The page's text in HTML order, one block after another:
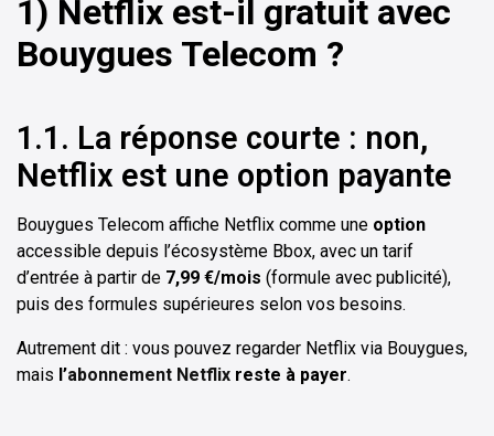
1) Netflix est-il gratuit avec
Bouygues Telecom ?
1.1. La réponse courte : non,
Netflix est une option payante
Bouygues Telecom affiche Netflix comme une option
accessible depuis l’écosystème Bbox, avec un tarif
d’entrée à partir de 7,99 €/mois (formule avec publicité),
puis des formules supérieures selon vos besoins.
Autrement dit : vous pouvez regarder Netflix via Bouygues,
mais l’abonnement Netflix reste à payer.